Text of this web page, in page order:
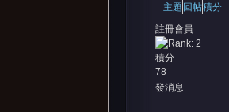
主題 回帖積分
註冊會員
積分
78
發消息